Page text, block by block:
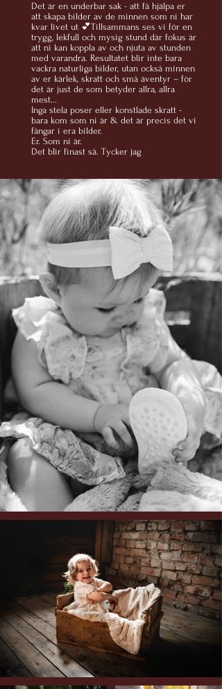
​Det är en underbar sak - att få hjälpa er
att skapa bilder av de minnen som ni har
kvar livet ut 💕Tillsammans ses vi för en
trygg, lekfull och mysig stund där fokus är
att ni kan koppla av och njuta av stunden
med varandra. Resultatet blir inte bara
vackra naturliga bilder, utan också minnen
av er kärlek, skratt och små äventyr – för
det är just de som betyder allra, allra
mest...
Inga stela poser eller konstlade skratt -
bara kom som ni är & det är precis det vi
fångar i era bilder.
Er. Som ni är.
Det blir finast så. Tycker jag